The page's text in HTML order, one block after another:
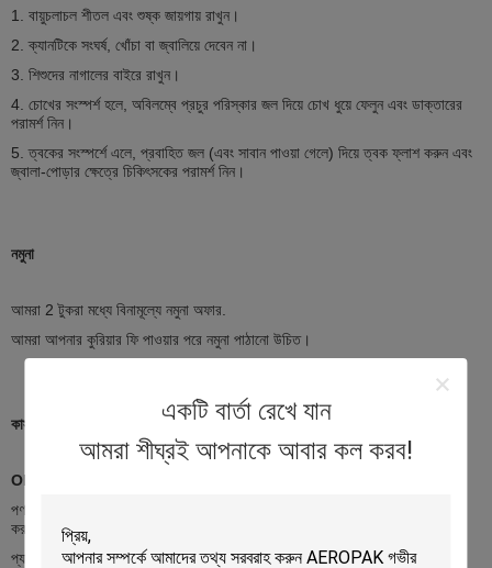
একটি বার্তা রেখে যান
আমরা শীঘ্রই আপনাকে আবার কল করব!
1. বায়ুচলাচল শীতল এবং শুষ্ক জায়গায় রাখুন।
2. ক্যানটিকে সংঘর্ষ, খোঁচা বা জ্বালিয়ে দেবেন না।
3. শিশুদের নাগালের বাইরে রাখুন।
4. চোখের সংস্পর্শ হলে, অবিলম্বে প্রচুর পরিস্কার জল দিয়ে চোখ ধুয়ে ফেলুন এবং ডাক্তারের
পরামর্শ নিন।
5. ত্বকের সংস্পর্শে এলে, প্রবাহিত জল (এবং সাবান পাওয়া গেলে) দিয়ে ত্বক ফ্লাশ করুন এবং
জ্বালা-পোড়ার ক্ষেত্রে চিকিৎসকের পরামর্শ নিন।
নমুনা
আমরা 2 টুকরা মধ্যে বিনামূল্যে নমুনা অফার.
আমরা আপনার কুরিয়ার ফি পাওয়ার পরে নমুনা পাঠানো উচিত।
কাস্টমাইজেশন
OEM এবং ODM
পণ্য: আমরা আমাদের প্রযুক্তিবিদদের নিশ্চিতকরণের পরে আপনার অনুরোধকৃত পণ্য উত্পাদন
করতে পারি।
প্যাকেজ: আমরা আপনার অনুরোধ করা আকারের উপর ভিত্তি করে প্যাকেজ ডিজাইন করতে